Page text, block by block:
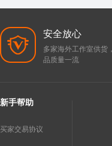
安全放心
多家海外工作室供货
品质量一流
新手帮助
买家交易协议